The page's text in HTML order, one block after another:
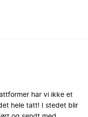
har vi ikke et
hele tatt! I stedet blir